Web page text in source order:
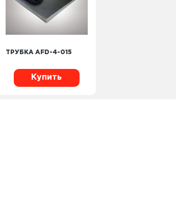
ТРУБКА AFD-4-015
Купить